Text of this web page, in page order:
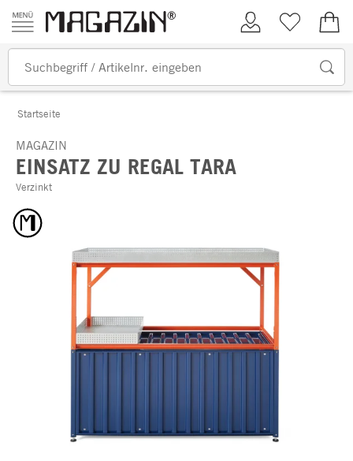
Zum Inhalt springen
Kundenkonto
Merkliste
Startseite
MAGAZIN
EINSATZ ZU REGAL TARA
Verzinkt